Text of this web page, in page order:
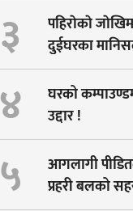
३
पहिराेकाे
दुईघरका
सारीयाे
४
घरको
उद्दार !
५
आगलागी
प्रहरी बलको